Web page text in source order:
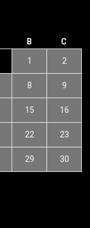
B C
1 2
8 9
15 16
22 23
29 30